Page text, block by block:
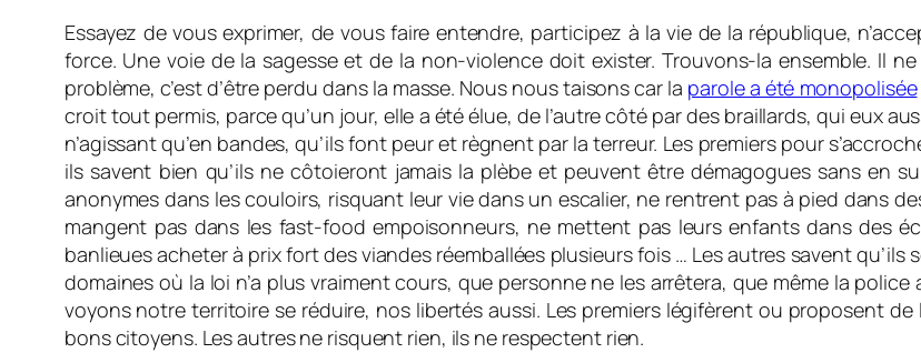
Essayez de vous exprimer, de vous faire entendre, participez à la vie de la république,
force. Une voie de la sagesse et de la non-violence doit exister. Trouvons-la ensemble. Il
problème, c’est d’être perdu dans la masse. Nous nous taisons car la parole a été monopolisée
croit tout permis, parce qu’un jour, elle a été élue, de l’autre côté par des braillards, qui eux
n’agissant qu’en bandes, qu’ils font peur et règnent par la terreur. Les premiers pour
ils savent bien qu’ils ne côtoieront jamais la plèbe et peuvent être démagogues sans en
anonymes dans les couloirs, risquant leur vie dans un escalier, ne rentrent pas à pied dans
mangent pas dans les fast-food empoisonneurs, ne mettent pas leurs enfants dans des
banlieues acheter à prix fort des viandes réemballées plusieurs fois … Les autres savent
domaines où la loi n’a plus vraiment cours, que personne ne les arrêtera, que même la
voyons notre territoire se réduire, nos libertés aussi. Les premiers légifèrent ou proposent
bons citoyens. Les autres ne risquent rien, ils ne respectent rien.